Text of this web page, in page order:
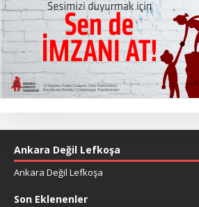
Ankara Değil Lefkoşa
Ankara Değil Lefkoşa
Son Eklenenler